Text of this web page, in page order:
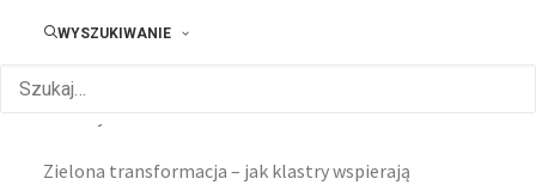
WYSZUKIWANIE
Panele dotyczyły kluczowych obszarów rozwojowych
Zielona transformacja – jak klastry wspierają